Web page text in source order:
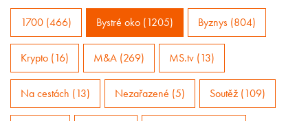
1700 (466) Bystré oko (1205) Byznys (804)
Krypto (16) M&A (269) MS.tv (13)
Na cestách (13) Nezařazené (5) Soutěž (109)